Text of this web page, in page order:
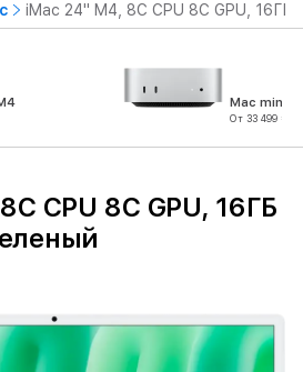
iMac 24" M4, 8C CPU 8C GPU, 16ГБ
Mac mini
От 33 499 ₴
CPU 8C GPU, 16ГБ